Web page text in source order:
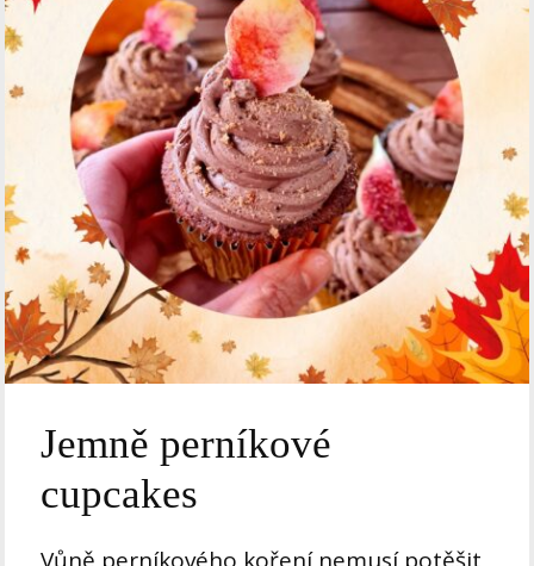
Jemně perníkové
cupcakes
Vůně perníkového koření nemusí potěšit